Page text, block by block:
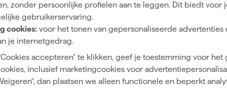
zonder persoonlijke profielen aan te leggen. Dit biedt voor
gebruikerservaring.
cookies: voor het tonen van gepersonaliseerde advertenties
je internetgedrag.
accepteren" te klikken, geef je toestemming voor het
inclusief marketingcookies voor
dan plaatsen we alleen functionele en beperkt
Synthetische haren
10